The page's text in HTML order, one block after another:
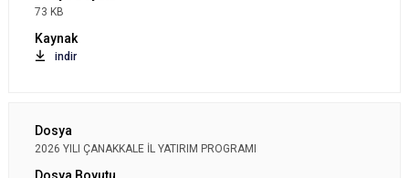
73 KB
indir
2026 YILI ÇANAKKALE İL YATIRIM PROGRAMI